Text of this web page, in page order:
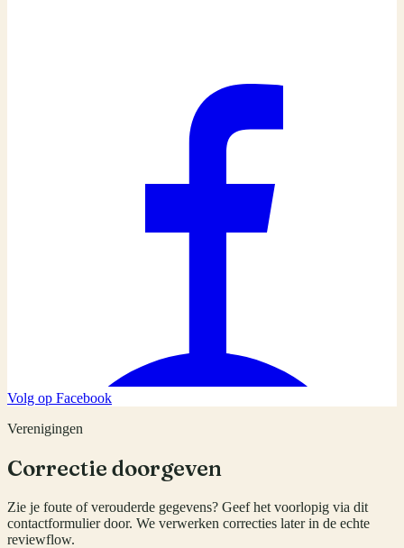
Volg op Facebook
Verenigingen
Correctie doorgeven
Zie je foute of verouderde gegevens? Geef het voorlopig via dit
contactformulier door. We verwerken correcties later in de echte
reviewflow.